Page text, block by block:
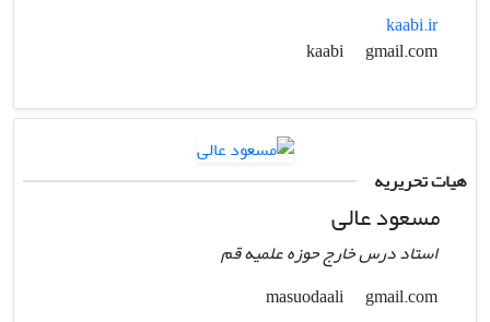
kaabi.ir
gmail.com
هیات تحریریه
مسعود عالی
استاد درس خارج حوزه علمیه قم
gmail.com